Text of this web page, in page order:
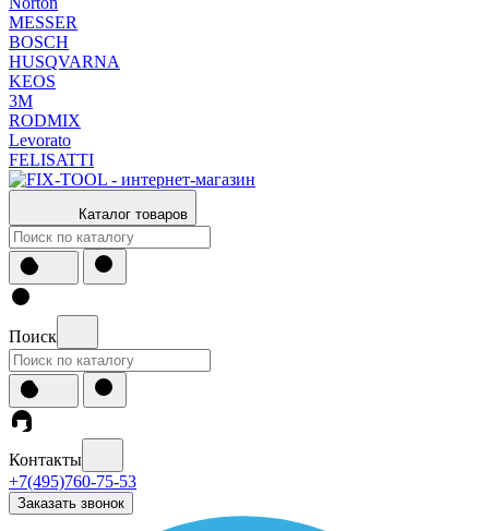
MESSER
BOSCH
HUSQVARNA
KEOS
3М
RODMIX
Levorato
FELISATTI
Каталог товаров
Поиск
Контакты
+7(495)760-75-53
Заказать звонок